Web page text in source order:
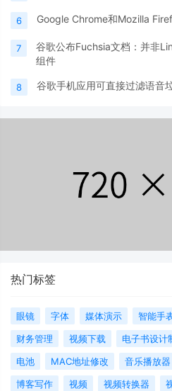
6 Google Chrome和Mozilla
7
谷歌公布Fuchsia文档：并非
组件
8 谷歌手机应用可直接过滤语音
热门标签
眼镜 字体 媒体演示 智能手
财务管理
视频下载 电子书设计
电池
MAC地址修改 音乐播放器
博客写作
视频 视频转换器